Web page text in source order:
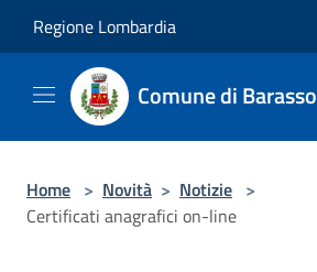
Regione Lombardia
Comune di Barasso
Home > Novità > Notizie >
Certificati anagrafici on-line